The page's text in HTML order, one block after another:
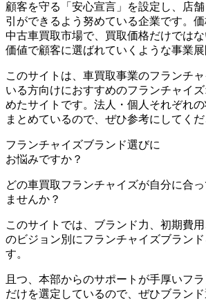
顧客を守る「安心宣言」を設定し、店
引ができるよう努めている企業です。
中古車買取市場で、 買取価格だけでは
価値で顧客に選ばれていく ような事業展
このサイトは、車買取事業のフランチ
いる方向けにおすすめのフランチャイ
めたサイトです。法人・個人それぞれ
まとめているので、ぜひ参考にしてくだ
フランチャイズブランド選びに
お悩みですか？
どの車買取フランチャイズが自分に合
ませんか？
このサイトでは、 ブランド力、初期費
のビジョン別 にフランチャイズブラン
す。
且つ、本部からのサポートが手厚いフ
だけを選定しているので、ぜひブラン